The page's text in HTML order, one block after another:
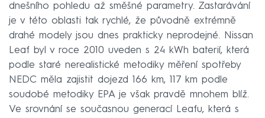
dnešního pohledu až směšné parametry. Zastarávání
je v této oblasti tak rychlé, že původně extrémně
drahé modely jsou dnes prakticky neprodejné. Nissan
Leaf byl v roce 2010 uveden s 24 kWh baterií, která
podle staré nerealistické metodiky měření spotřeby
NEDC měla zajistit dojezd 166 km, 117 km podle
soudobé metodiky EPA je však pravdě mnohem blíž.
Ve srovnání se současnou generací Leafu, která s